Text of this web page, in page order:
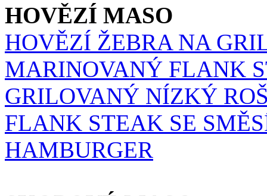
HOVĚZÍ MASO
HOVĚZÍ ŽEBRA NA
MARINOVANÝ FLANK
GRILOVANÝ NÍZKÝ
FLANK STEAK SE
HAMBURGER